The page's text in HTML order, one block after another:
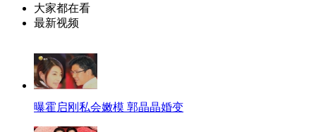
大家都在看
最新视频
曝霍启刚私会嫩模 郭晶晶婚变